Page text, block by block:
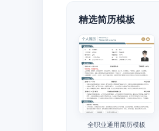
精选简历模板
全职业通用简历模板